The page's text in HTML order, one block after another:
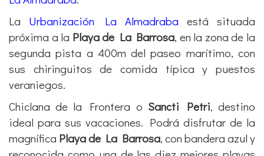
La
Urbanización La Almadraba está situada
próxima a la Playa de La Barrosa, en la zona de la
segunda pista a 400m del paseo marítimo, con
sus chiringuitos de comida típica y puestos
veraniegos.
Chiclana de la Frontera o Sancti Petri, destino
ideal para sus vacaciones. Podrá disfrutar de la
magnífica Playa de La Barrosa, con bandera azul y